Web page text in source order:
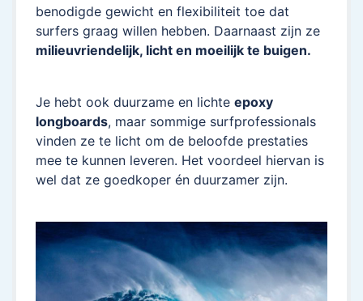
benodigde gewicht en flexibiliteit toe dat
surfers graag willen hebben. Daarnaast zijn ze
milieuvriendelijk, licht en moeilijk te buigen.
Je hebt ook duurzame en lichte epoxy
longboards, maar sommige surfprofessionals
vinden ze te licht om de beloofde prestaties
mee te kunnen leveren. Het voordeel hiervan is
wel dat ze goedkoper én duurzamer zijn.